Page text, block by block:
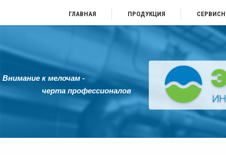
ГЛАВНАЯ ПРОДУКЦИЯ
Внимание к мелочам -
черта профессионалов